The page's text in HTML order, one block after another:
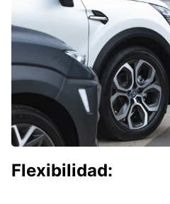
Flexibilidad: